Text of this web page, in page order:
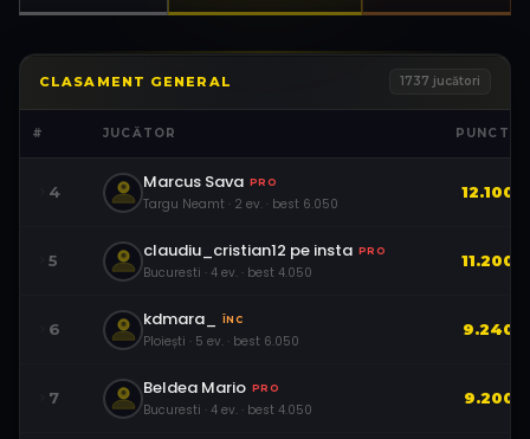
CLASAMENT GENERAL 1737 jucători
# JUCĂTOR PUNCTE
4 Marcus Sava PRO
Targu Neamt · 2 ev. · best 6.050
12.100
5 claudiu_cristian12 pe insta PRO
Bucuresti · 4 ev. · best 4.050
11.200
6 kdmara_ ÎNC
Ploiești · 5 ev. · best 6.050
9.240
7 Beldea Mario PRO
Bucuresti · 4 ev. · best 4.050
9.200